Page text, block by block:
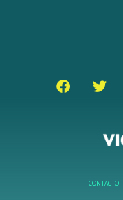
CONTACTO